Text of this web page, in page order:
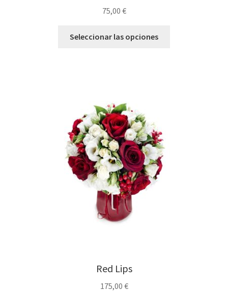
75,00 €
Seleccionar las opciones
Red Lips
175,00 €